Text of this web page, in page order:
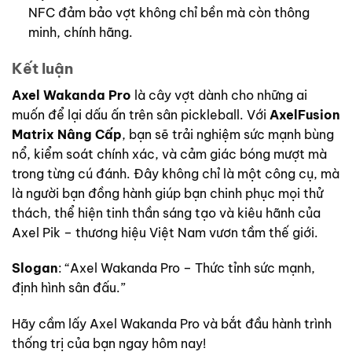
NFC đảm bảo vợt không chỉ bền mà còn thông
minh, chính hãng.
Kết luận
Axel Wakanda Pro là cây vợt dành cho những ai
muốn để lại dấu ấn trên sân pickleball. Với AxelFusion
Matrix Nâng Cấp, bạn sẽ trải nghiệm sức mạnh bùng
nổ, kiểm soát chính xác, và cảm giác bóng mượt mà
trong từng cú đánh. Đây không chỉ là một công cụ, mà
là người bạn đồng hành giúp bạn chinh phục mọi thử
thách, thể hiện tinh thần sáng tạo và kiêu hãnh của
Axel Pik – thương hiệu Việt Nam vươn tầm thế giới.
Slogan: “Axel Wakanda Pro – Thức tỉnh sức mạnh,
định hình sân đấu.”
Hãy cầm lấy Axel Wakanda Pro và bắt đầu hành trình
thống trị của bạn ngay hôm nay!